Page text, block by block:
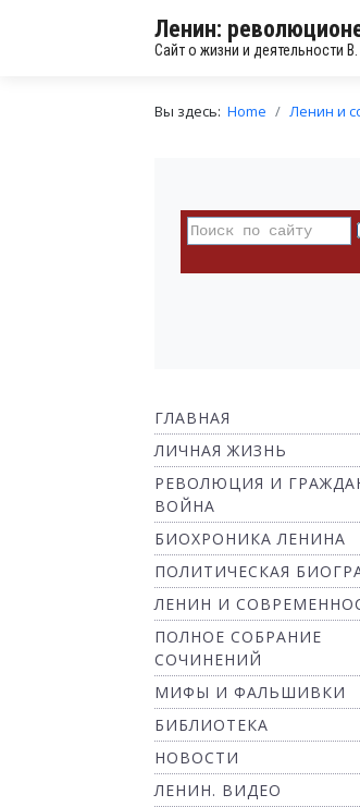
Ленин:
Сайт о жизни и деятельности
Вы здесь: Home Ленин и
ГЛАВНАЯ
ЛИЧНАЯ ЖИЗНЬ
РЕВОЛЮЦИЯ И
ВОЙНА
БИОХРОНИКА ЛЕНИНА
ПОЛИТИЧЕСКАЯ
ЛЕНИН И
ПОЛНОЕ СОБРАНИЕ
СОЧИНЕНИЙ
МИФЫ И ФАЛЬШИВКИ
БИБЛИОТЕКА
НОВОСТИ
ЛЕНИН. ВИДЕО